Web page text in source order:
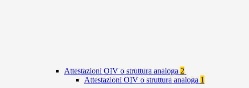
Attestazioni OIV o struttura analoga 2
Attestazioni OIV o struttura analoga 1